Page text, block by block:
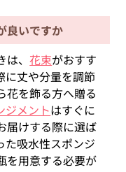
良いですか
は、花束がおすす
に丈や分量を調節
花を飾る方へ贈る
ジメントはすぐに
届けする際に選ば
た吸水性スポンジ
を用意する必要が